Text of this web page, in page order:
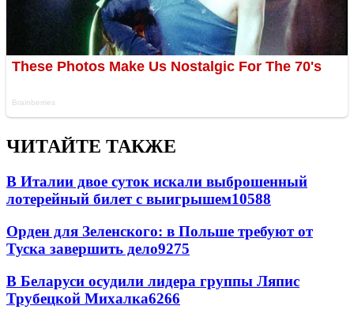
ЧИТАЙТЕ ТАКЖЕ
В Италии двое суток искали выброшенный
лотерейный билет с выигрышем10588
Орден для Зеленского: в Польше требуют от
Туска завершить дело9275
В Беларуси осудили лидера группы Ляпис
Трубецкой Михалка6266